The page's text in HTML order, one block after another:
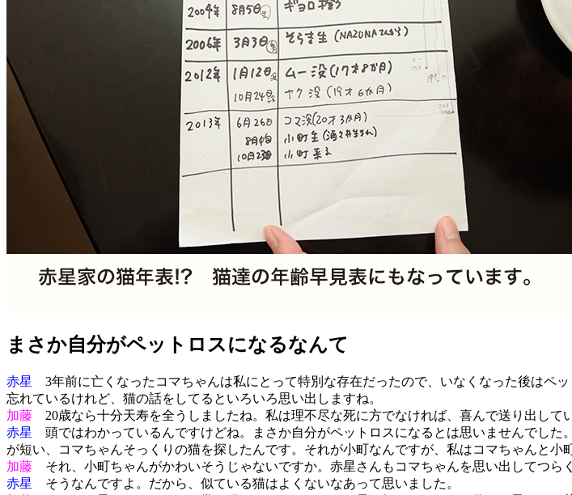
まさか自分がペットロスになるなんて
赤星
3年前に亡くなったコマちゃんは私にとって特別な存在だったので、いなくなった後はペ
忘れているけれど、猫の話をしてるといろいろ思い出しますね。
加藤 20歳なら十分天寿を全うしましたね。私は理不尽な死に方でなければ、喜んで送り出して
赤星
頭ではわかっているんですけどね。まさか自分がペットロスになるとは思いませんでし
が短い、コマちゃんそっくりの猫を探したんです。それが小町なんですが、私はコマちゃんと
加藤 それ、小町ちゃんがかわいそうじゃないですか。赤星さんもコマちゃんを思い出してつら
赤星
そうなんですよ。だから、似ている猫はよくないなあって思いました。